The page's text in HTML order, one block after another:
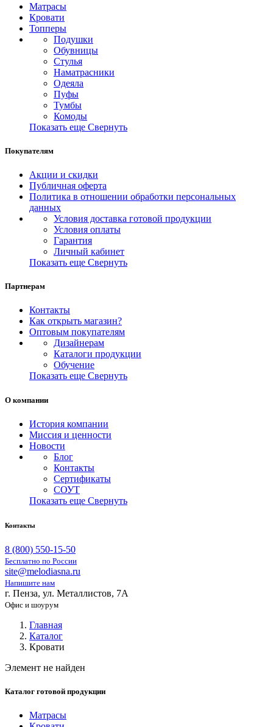
Матрасы
Кровати
Топперы
Подушки
Обувницы
Стулья
Наматрасники
Одеяла
Пуфы
Тумбы
Комоды
Показать еще Свернуть
Покупателям
Акции и скидки
Публичная оферта
Политика в отношении обработки персональных
данных
Условия доставка готовой продукции
Условия оплаты
Гарантия
Личный кабинет
Показать еще Свернуть
Партнерам
Контакты
Как открыть магазин?
Оптовым покупателям
Дизайнерам
Каталоги продукции
Обучение
Показать еще Свернуть
О компании
История компании
Миссия и ценности
Новости
Блог
Контакты
Сертификаты
СОУТ
Показать еще Свернуть
Контакты
8 (800) 550-15-50
Бесплатно по России
site@melodiasna.ru
Напишите нам
г. Пенза, ул. Металлистов, 7А
Офис и шоурум
Главная
Каталог
Кровати
Элемент не найден
Каталог готовой продукции
Матрасы